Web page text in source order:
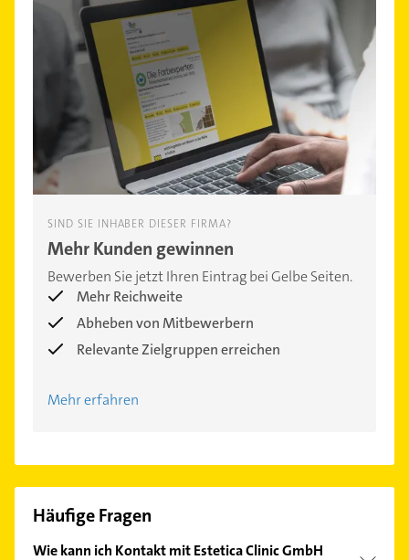
SIND SIE INHABER DIESER FIRMA?
Mehr Kunden gewinnen
Bewerben Sie jetzt Ihren Eintrag bei Gelbe Seiten.
Mehr Reichweite
Abheben von Mitbewerbern
Relevante Zielgruppen erreichen
Mehr erfahren
Häufige Fragen
Wie kann ich Kontakt mit Estetica Clinic GmbH